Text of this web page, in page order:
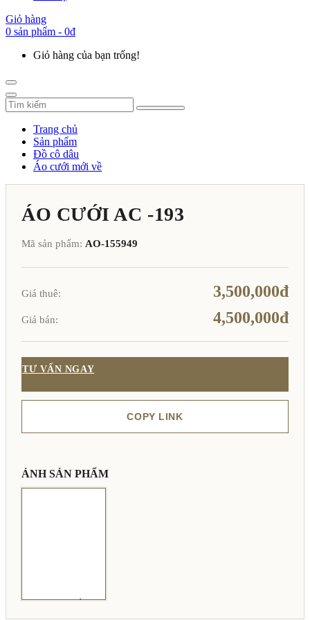
Giỏ hàng
0 sản phẩm - 0đ
Giỏ hàng của bạn trống!
Trang chủ
Sản phẩm
Đồ cô dâu
Áo cưới mới về
ÁO CƯỚI AC -193
Mã sản phẩm: AO-155949
Giá thuê: 3,500,000đ
Giá bán: 4,500,000đ
TƯ VẤN NGAY
COPY LINK
ẢNH SẢN PHẨM